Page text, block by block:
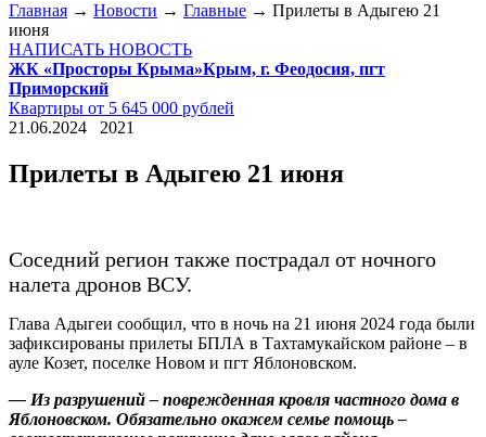
Главная → Новости → Главные → Прилеты в Адыгею 21
июня
НАПИСАТЬ НОВОСТЬ
ЖК «Просторы Крыма»Крым, г. Феодосия, пгт
Приморский
Квартиры от 5 645 000 рублей
21.06.2024
2021
Прилеты в Адыгею 21 июня
Соседний регион также пострадал от ночного
налета дронов ВСУ.
Глава Адыгеи сообщил, что в ночь на 21 июня 2024 года были
зафиксированы прилеты БПЛА в Тахтамукайском районе – в
ауле Козет, поселке Новом и пгт Яблоновском.
— Из разрушений – поврежденная кровля частного дома в
Яблоновском. Обязательно окажем семье помощь –